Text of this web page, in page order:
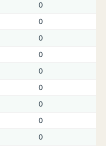
0
0
0
0
0
0
0
0
0